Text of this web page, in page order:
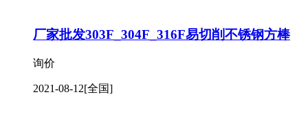
厂家批发303F_304F_316F易切削不锈钢方棒
询价
2021-08-12[全国]